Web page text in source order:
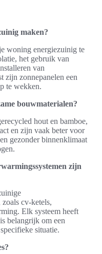
maken?
woning energiezuinig te
het gebruik van
van
zijn zonnepanelen een
te wekken.
bouwmaterialen?
hout en bamboe,
en zijn vaak beter voor
gezonder binnenklimaat
zijn
cv-ketels,
Elk systeem heeft
belangrijk om een
situatie.